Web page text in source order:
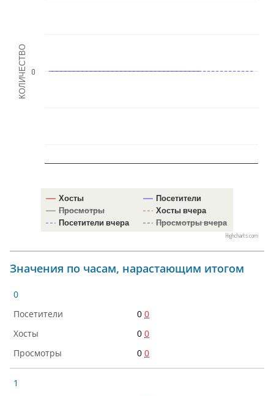
КОЛИЧЕСТВО
Хосты
Посетители
Просмотры
Хосты вчера
Посетители вчера
Просмотры вчера
0
Highcharts.com
Значения по часам, нарастающим итогом
0
0 0
0 0
0 0
1